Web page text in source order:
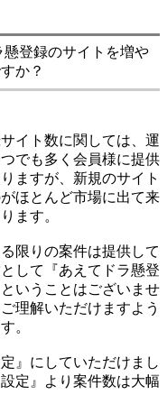
懸登録のサイトを増や
か？
イト数に関しては、運
でも多く会員様に提供
ますが、新規のサイト
ほとんど市場に出て来
ます。
限りの案件は提供して
して『あえてドラ懸登
いうことはございませ
理解いただけますよう
。
』にしていただけまし
定』より案件数は大幅